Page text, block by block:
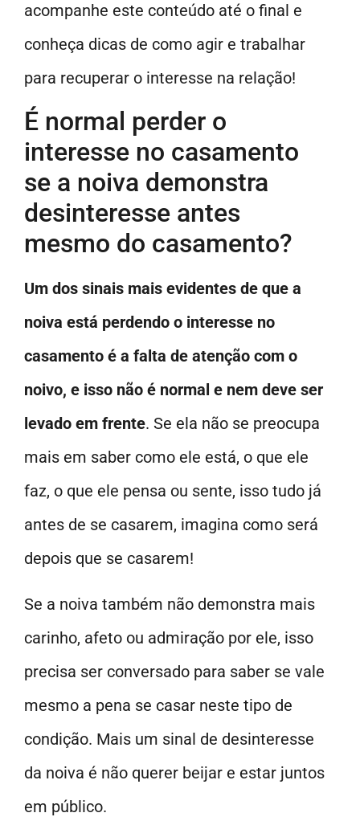
acompanhe este conteúdo até o final e
conheça dicas de como agir e trabalhar
para recuperar o interesse na relação!
É normal perder o
interesse no casamento
se a noiva demonstra
desinteresse antes
mesmo do casamento?
Um dos sinais mais evidentes de que a
noiva está perdendo o interesse no
casamento é a falta de atenção com o
noivo, e isso não é normal e nem deve ser
levado em frente. Se ela não se preocupa
mais em saber como ele está, o que ele
faz, o que ele pensa ou sente, isso tudo já
antes de se casarem, imagina como será
depois que se casarem!
Se a noiva também não demonstra mais
carinho, afeto ou admiração por ele, isso
precisa ser conversado para saber se vale
mesmo a pena se casar neste tipo de
condição. Mais um sinal de desinteresse
da noiva é não querer beijar e estar juntos
em público.